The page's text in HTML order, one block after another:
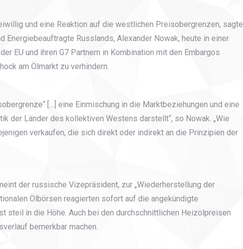
und eine Reaktion auf die westlichen Preisobergrenzen, sagte
Russlands, Alexander Nowak, heute in einer
EU und ihren G7 Partnern in Kombination mit den Embargos
am Ölmarkt zu verhindern.
[…] eine Einmischung in die Marktbeziehungen und eine
der Länder des kollektiven Westens darstellt“, so Nowak. „Wie
verkaufen, die sich direkt oder indirekt an die Prinzipien der
der russische Vizepräsident, zur „Wiederherstellung der
Ölbörsen reagierten sofort auf die angekündigte
steil in die Höhe. Auch bei den durchschnittlichen Heizölpreisen
bemerkbar machen.